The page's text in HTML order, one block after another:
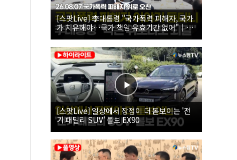
[스팟Live] 李대통령 "국가폭력 피해자, 국가
가 치유해야…국가 책임 유효기간 없어"｜
26.08.07 국가폭력 피해자 위로 오찬
[스팟Live] 일상에서 장점이 더 돋보이는 '전
기 패밀리 SUV' 볼보 EX90